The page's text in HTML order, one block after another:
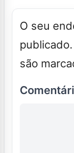
O seu
publicado.
são